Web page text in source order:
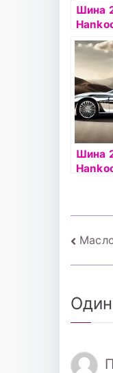
Шина
94T б/
Шина
по